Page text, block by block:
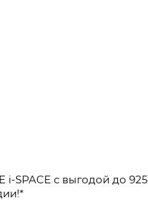
SPACE с выгодой до